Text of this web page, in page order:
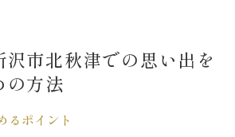
市北秋津での思い出を
の方法
るポイント